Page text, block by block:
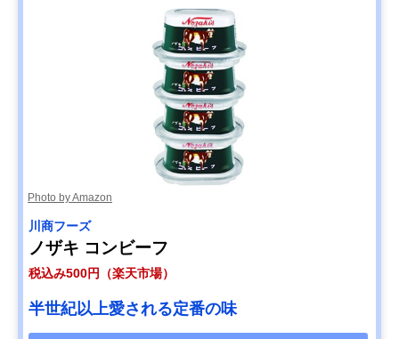
Photo by Amazon
川商フーズ
ノザキ コンビーフ
税込み500円（楽天市場）
半世紀以上愛される定番の味